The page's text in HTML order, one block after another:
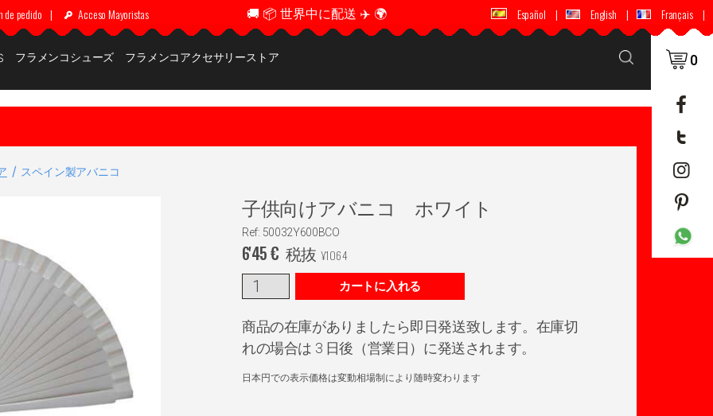
de pedido | Acceso Mayoristas 🚚 📦 世界中に配送 ✈️ 🌍 🚚 📦 世界中に配送 ✈️ 🌍
Español | English | Français |
フラメンコシューズ フラメンコアクセサリーストア 0
スペイン製アバニコ
子供向けアバニコ ホワイト
Ref: 50032Y600BCO
6'45€ 税抜 ¥1064
カートに入れる
商品の在庫がありましたら即日発送致します。在庫切
れの場合は 3 日後（営業日）に発送されます。
日本円での表示価格は変動相場制により随時変わります